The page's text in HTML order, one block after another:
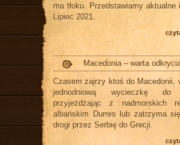
ma tłoku. Przedstawiamy aktualne
Lipiec 2021.
Macedonia – warta
Czasem zajrzy ktoś do Macedonii,
jednodniową wycieczkę do
przyjeżdżając z nadmorskich
albańskim Durres lub zatrzyma
drogi przez Serbię do Grecji.